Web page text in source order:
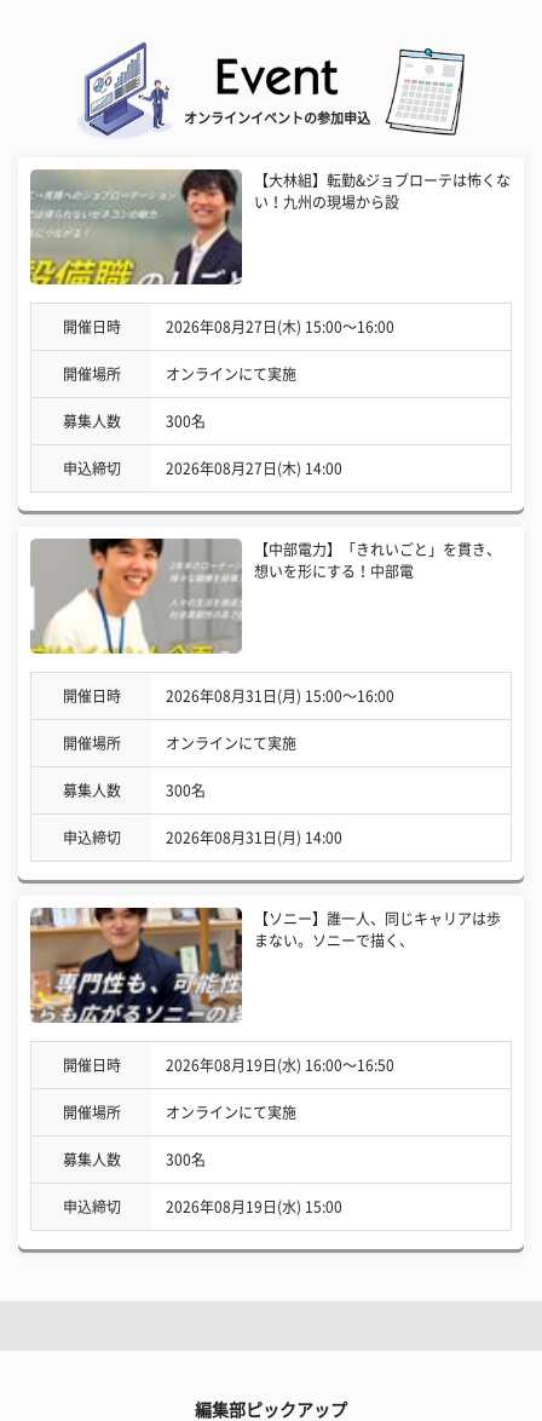
オンラインイベントの参加申込
【大林組】転勤&ジョブローテは怖くな
い！九州の現場から設
開催日時 2026年08月27日(木) 15:00〜16:00
開催場所 オンラインにて実施
募集人数 300名
申込締切 2026年08月27日(木) 14:00
【中部電力】「きれいごと」を貫き、
想いを形にする！中部電
開催日時 2026年08月31日(月) 15:00〜16:00
開催場所 オンラインにて実施
募集人数 300名
申込締切 2026年08月31日(月) 14:00
【ソニー】誰一人、同じキャリアは歩
まない。ソニーで描く、
開催日時 2026年08月19日(水) 16:00〜16:50
開催場所 オンラインにて実施
募集人数 300名
申込締切 2026年08月19日(水) 15:00
編集部ピックアップ